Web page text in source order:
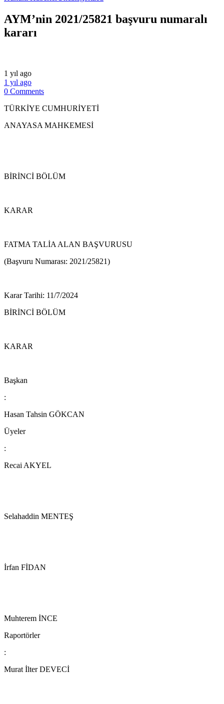
AYM’nin 2021/25821 başvuru numaralı
kararı
1 yıl ago
1 yıl ago
0 Comments
TÜRKİYE CUMHURİYETİ
ANAYASA MAHKEMESİ
BİRİNCİ BÖLÜM
KARAR
FATMA TALİA ALAN BAŞVURUSU
(Başvuru Numarası: 2021/25821)
Karar Tarihi: 11/7/2024
BİRİNCİ BÖLÜM
KARAR
Başkan
:
Hasan Tahsin GÖKCAN
Üyeler
:
Recai AKYEL
Selahaddin MENTEŞ
İrfan FİDAN
Muhterem İNCE
Raportörler
:
Murat İlter DEVECİ